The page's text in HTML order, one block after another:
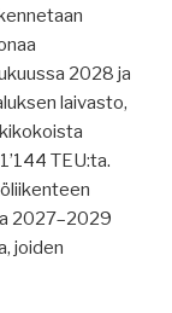
2028 ja
laivasto,
TEU:ta.
2027–2029
joiden